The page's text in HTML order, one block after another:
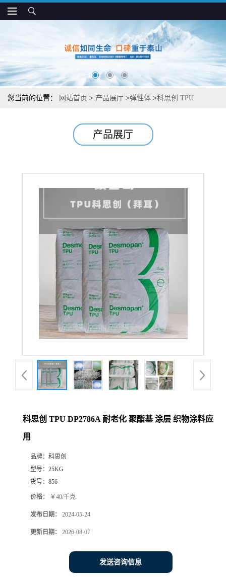
您当前的位置： 网站首页 > 产品展厅 >弹性体 >科思创 TPU
产品展厅
科思创 TPU DP2786A 耐老化 聚酯基 涂层 织物涂料应
用
品牌： 科思创
型号： 25KG
货号： 856
价格： ￥40/千克
发布日期： 2024-05-24
更新日期： 2026-08-07
发送咨询信息